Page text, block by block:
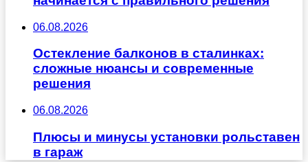
06.08.2026
Остекление балконов в сталинках:
сложные нюансы и современные
решения
06.08.2026
Плюсы и минусы установки рольставен
в гараж